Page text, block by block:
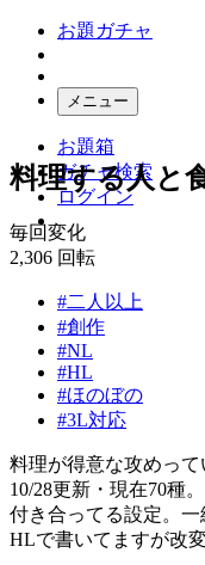
お題ガチャ
メニュー
お題箱
ガチャ検索
ログイン
料理する人と
毎回変化
2,306 回転
#二人以上
#創作
#NL
#HL
#ほのぼの
#3L対応
料理が得意な攻めって
10/28更新・現在70種
付き合ってる設定。
HLで書いてますが改